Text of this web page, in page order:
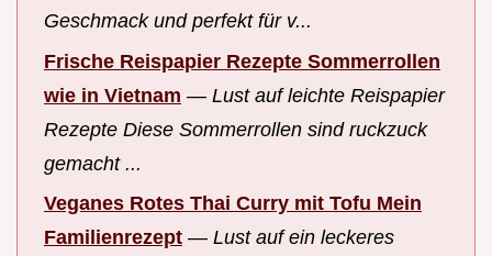
Geschmack und perfekt für v...
Frische Reispapier Rezepte Sommerrollen
wie in Vietnam — Lust auf leichte Reispapier
Rezepte Diese Sommerrollen sind ruckzuck
gemacht ...
Veganes Rotes Thai Curry mit Tofu Mein
Familienrezept — Lust auf ein leckeres